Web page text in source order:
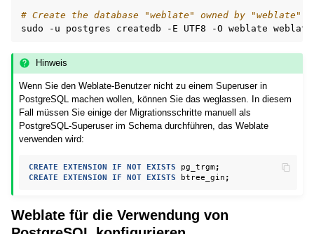
# Create the database "weblate" owned by "weblate"
sudo
-u postgres createdb -E UTF8 -O weblate
Hinweis
Wenn Sie den Weblate-Benutzer nicht zu einem Superuser in
PostgreSQL machen wollen, können Sie das weglassen. In diesem
Fall müssen Sie einige der Migrationsschritte manuell als
PostgreSQL-Superuser im Schema durchführen, das Weblate
verwenden wird:
CREATE EXTENSION IF NOT EXISTS pg_trgm;
CREATE
EXTENSION IF NOT EXISTS btree_gin ;
Weblate für die Verwendung von